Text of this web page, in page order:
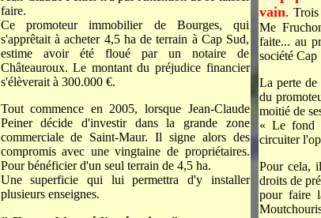
faire.
Ce promoteur immobilier de Bourges, qui
s'apprêtait à acheter 4,5 ha de terrain à Cap Sud,
estime avoir été floué par un notaire de
Châteauroux. Le montant du préjudice financier
s'élèverait à 300.000 €.
Tout commence en 2005, lorsque Jean-Claude
Peiner décide d'investir dans la grande zone
commerciale de Saint-Maur. Il signe alors des
compromis avec une vingtaine de propriétaires.
Pour bénéficier d'un seul terrain de 4,5 ha.
Une superficie qui lui permettra d'y installer
plusieurs enseignes.
vain.
Me
faite... au
société Cap
La perte de
du
moitié de
« Le fond
circuiter
Pour cela,
droits de
pour faire